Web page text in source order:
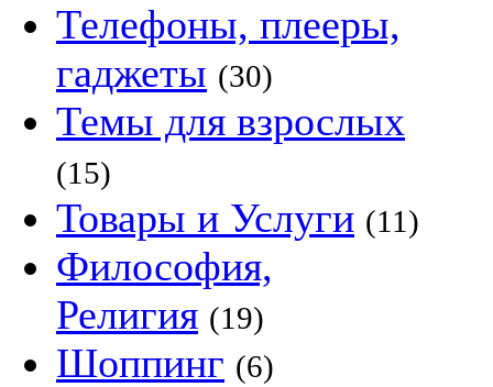
Телефоны, плееры,
гаджеты (30)
Темы для взрослых
(15)
Товары и Услуги (11)
Философия,
Религия (19)
Шоппинг (6)